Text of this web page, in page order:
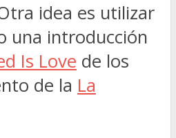
idea es utilizar
una introducción
Is Love de los
de la La